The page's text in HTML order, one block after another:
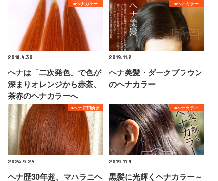
■ヘナカラー
2018.4.30
ヘナは「二次発色」で色が
深まりオレンジから赤茶、
茶赤のヘナカラーへ
■ヘナカラー
2019.11.2
ヘナ美髪・ダークブラウン
のヘナカラー
■ヘナ石臼挽き
2024.9.25
ヘナ歴30年超、マハラニヘ
■ヘナカラー
2019.11.9
黒髪に光輝くヘナカラー～